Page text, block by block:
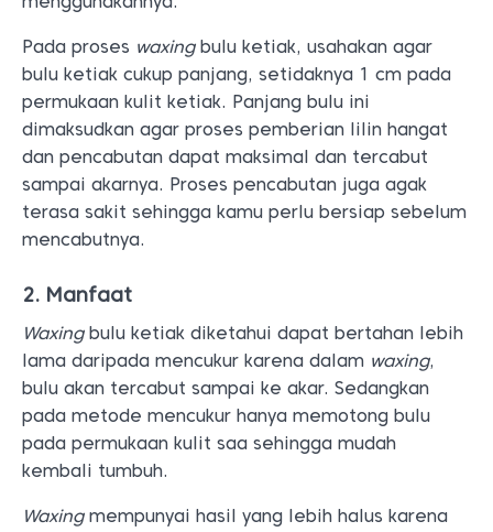
Pada proses waxingbulu ketiak, usahakan agar
bulu ketiak cukup panjang, setidaknya 1 cm pada
permukaan kulit ketiak. Panjang bulu ini
dimaksudkan agar proses pemberian lilin hangat
dan pencabutan dapat maksimal dan tercabut
sampai akarnya. Proses pencabutan juga agak
terasa sakit sehingga kamu perlu bersiap sebelum
mencabutnya.
2. Manfaat
Waxingbulu ketiak diketahui dapat bertahan lebih
lama daripada mencukur karena dalam waxing,
bulu akan tercabut sampai ke akar. Sedangkan
pada metode mencukur hanya memotong bulu
pada permukaan kulit saa sehingga mudah
kembali tumbuh.
Waxingmempunyai hasil yang lebih halus karena